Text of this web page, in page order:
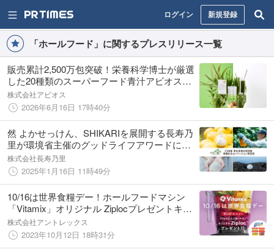
ログイン 新規登録
「ホールフード」に関するプレスリリース一覧
販売累計2,500万包突破！栄養科学博士が厳選
した20種類のスーパーフード青汁アビオス
「ベジパワープラス」
株式会社アビオス
2026年6月16日 17時40分
然 よかせっけん、SHIKARIを展開する長寿乃
里が環境省主催のグッドライフアワードにて
「環境社会イノベーション賞」を受賞！
株式会社長寿乃里
2025年1月16日 11時49分
10/16は世界食糧デー！ホールフードマシン
「Vitamix」オリジナル Ziplocプレゼントキャ
ンペーン実施中
株式会社アントレックス
2023年10月12日 18時31分